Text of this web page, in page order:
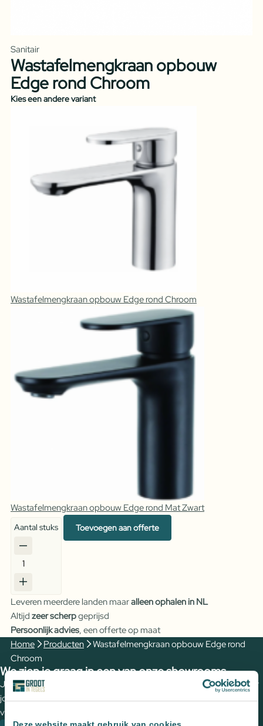
Sanitair
Wastafelmengkraan opbouw
Edge rond Chroom
Kies een andere variant
Wastafelmengkraan opbouw Edge rond Chroom
Wastafelmengkraan opbouw Edge rond Mat Zwart
Wastafelmengkraan
opbouw
rond
Chroom
aantal
Aantal stuks Toevoegen aan offerte
Leveren meerdere landen maaralleen ophalen in NL
Altijd zeer scherpgeprijsd
Persoonlijk advies, een offerte op maat
Home
Producten
Wastafelmengkraan opbouw Edge rond
Chroom
We zien je graag in een van onze showrooms
Jouw wensen op papier zetten en de perfecte tegels uitzoeken voor
jouw (buiten)ruimte? Plan een vrijblijvende kennismaking met een
van onze adviseurs om de mogelijkheden te bespreken.